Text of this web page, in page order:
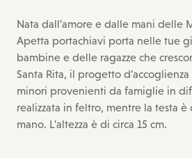
Nata dall'amore e dalle mani delle
Apetta portachiavi porta nelle tue
bambine e delle ragazze che
Santa Rita, il progetto
minori provenienti da famiglie in
realizzata in feltro, mentre la testa
mano. L'altezza è di circa 15 cm.